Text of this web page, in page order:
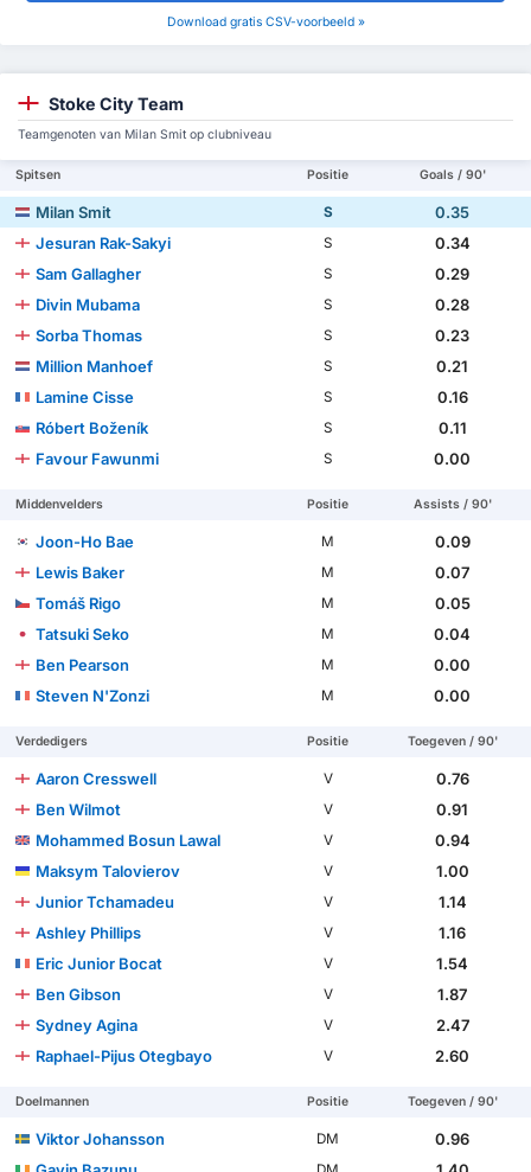
Download gratis CSV-voorbeeld »
Stoke City Team
Teamgenoten van Milan Smit op clubniveau
Spitsen Positie Goals / 90'
Milan Smit S
0.35
Jesuran Rak-Sakyi
S
0.34
Sam Gallagher
S
0.29
Divin Mubama
S
0.28
Sorba Thomas
S
0.23
Million Manhoef
S
0.21
Lamine Cisse
S
0.16
Róbert Boženík
S
0.11
Favour Fawunmi
S 0.00
Middenvelders Positie Assists / 90'
Joon-Ho Bae M
0.09
Lewis Baker
M
0.07
Tomáš Rigo
M
0.05
Tatsuki Seko
M
0.04
Ben Pearson
M
0.00
Steven N'Zonzi
M 0.00
Verdedigers Positie Toegeven / 90'
Aaron Cresswell V
0.76
Ben Wilmot
V
0.91
Mohammed Bosun Lawal
V
0.94
Maksym Talovierov
V
1.00
Junior Tchamadeu
V
1.14
Ashley Phillips
V
1.16
Eric Junior Bocat
V
1.54
Ben Gibson
V
1.87
Sydney Agina
V
2.47
Raphael-Pijus Otegbayo
V 2.60
Doelmannen Positie Toegeven / 90'
Viktor Johansson DM
0.96